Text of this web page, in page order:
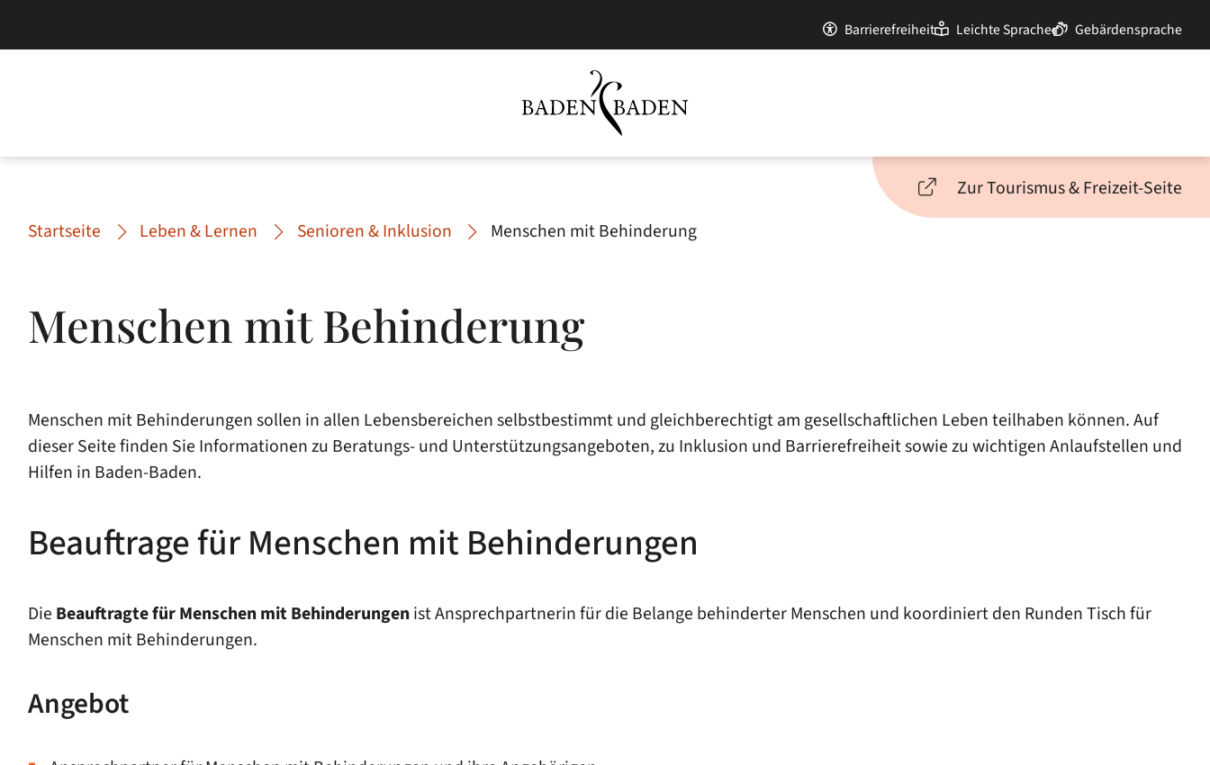
Barrierefreiheit Leichte Sprache Gebärdensprache
Zur Tourismus & Freizeit-Seite
Startseite Leben & Lernen Senioren & Inklusion Menschen mit Behinderung
Menschen mit Behinderung
Menschen mit Behinderungen sollen in allen Lebensbereichen selbstbestimmt und gleichberechtigt am gesellschaftlichen Leben teilhaben können. Auf
dieser Seite finden Sie Informationen zu Beratungs- und Unterstützungsangeboten, zu Inklusion und Barrierefreiheit sowie zu wichtigen Anlaufstellen und
Hilfen in Baden-Baden.
Beauftrage für Menschen mit Behinderungen
Die Beauftragte für Menschen mit Behinderungenist Ansprechpartnerin für die Belange behinderter Menschen und koordiniert den Runden Tisch für
Menschen mit Behinderungen.
Angebot